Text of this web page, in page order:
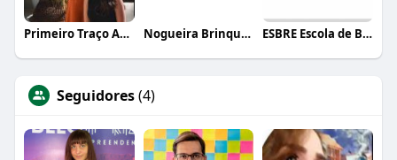
Primeiro Traço Arquitetura Nogueira Brinquedos ESBRE Escola de Bares e Restaurantes
Seguidores(4)